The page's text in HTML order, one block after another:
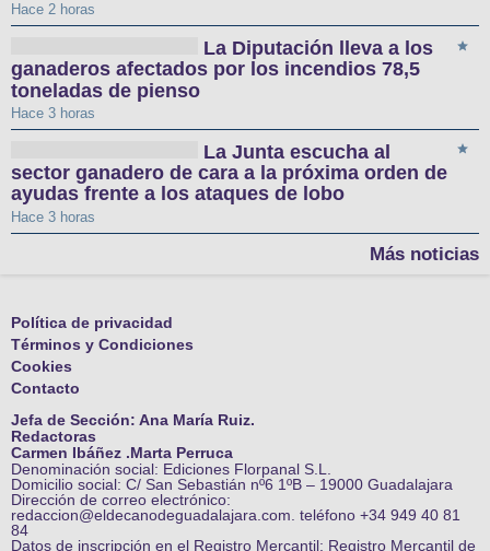
Hace 2 horas
La Diputación lleva a los
ganaderos afectados por los incendios 78,5
toneladas de pienso
Hace 3 horas
La Junta escucha al
sector ganadero de cara a la próxima orden de
ayudas frente a los ataques de lobo
Hace 3 horas
Más noticias
Política de privacidad
Términos y Condiciones
Cookies
Contacto
Jefa de Sección: Ana María Ruiz.
Redactoras
Carmen Ibáñez .Marta Perruca
Denominación social: Ediciones Florpanal S.L.
Domicilio social: C/ San Sebastián nº6 1ºB – 19000 Guadalajara
Dirección de correo electrónico:
redaccion@eldecanodeguadalajara.com. teléfono +34 949 40 81
84
Datos de inscripción en el Registro Mercantil: Registro Mercantil de